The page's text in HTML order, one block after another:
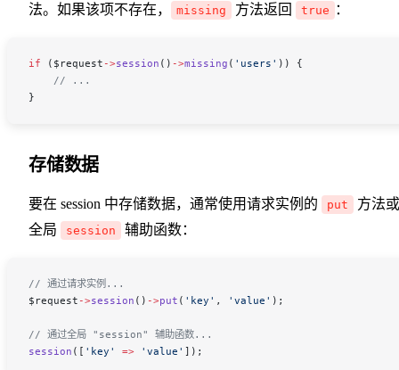
法。如果该项不存在，
missing 方法返回 true ：
if ( $request ->session () ->missing ( 'users' )) {
    // ...
}
存储数据
要在 session 中存储数据，通常使用请求实例的 put
方法或
全局
session 辅助函数：
// 通过请求实例...
$request ->session () ->put ( 'key' , 'value' );
// 通过全局 "session" 辅助函数...
session ([ 'key' => 'value' ]);